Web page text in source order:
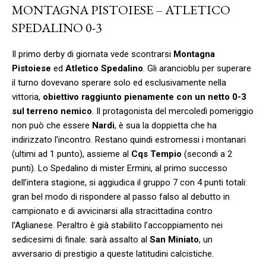
MONTAGNA PISTOIESE – ATLETICO
SPEDALINO 0-3
Il primo derby di giornata vede scontrarsi Montagna
Pistoiese ed Atletico Spedalino. Gli arancioblu per superare
il turno dovevano sperare solo ed esclusivamente nella
vittoria, obiettivo raggiunto pienamente con un netto 0-3
sul terreno nemico. Il protagonista del mercoledì pomeriggio
non può che essere Nardi, è sua la doppietta che ha
indirizzato l’incontro. Restano quindi estromessi i montanari
(ultimi ad 1 punto), assieme al Cqs Tempio (secondi a 2
punti). Lo Spedalino di mister Ermini, al primo successo
dell’intera stagione, si aggiudica il gruppo 7 con 4 punti totali:
gran bel modo di rispondere al passo falso al debutto in
campionato e di avvicinarsi alla stracittadina contro
l’Aglianese. Peraltro è già stabilito l’accoppiamento nei
sedicesimi di finale: sarà assalto al San Miniato, un
avversario di prestigio a queste latitudini calcistiche.